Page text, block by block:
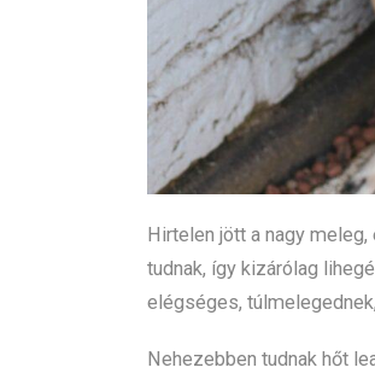
Hirtelen jött a nagy
tudnak, így kizárólag
elégséges,
Nehezebben tudnak hőt